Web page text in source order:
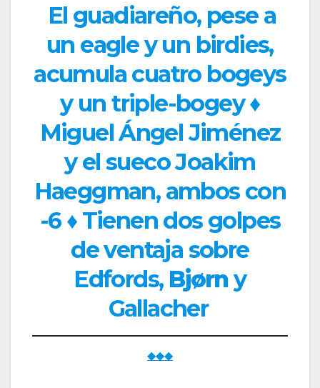
El guadiareño, pese a
un eagle y un birdies,
acumula cuatro bogeys
y un triple-bogey♦
Miguel Ángel Jiménez
y el sueco Joakim
Haeggman, ambos con
-6 ♦ Tienen dos golpes
de ventaja sobre
Edfords, Bjørny
Gallacher
◆◆◆